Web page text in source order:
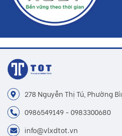
278 Nguyễn Thị Tú, Phường
0986549149 - 0983300680
info@vlxdtot.vn